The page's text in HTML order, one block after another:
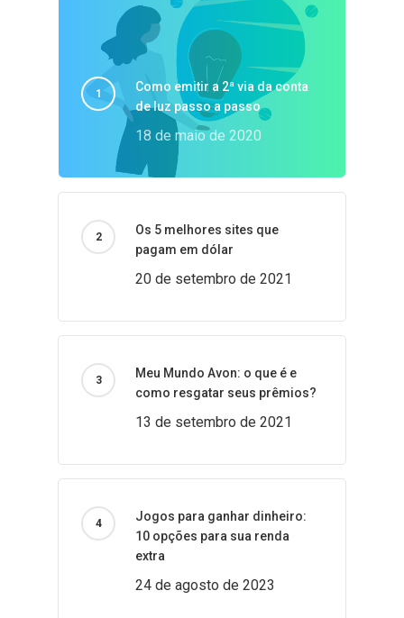
Como emitir a 2ª via da conta
de luz passo a passo
18 de maio de 2020
Os 5 melhores sites que
pagam em dólar
20 de setembro de 2021
Meu Mundo Avon: o que é e
como resgatar seus prêmios?
13 de setembro de 2021
Jogos para ganhar dinheiro:
10 opções para sua renda
extra
24 de agosto de 2023